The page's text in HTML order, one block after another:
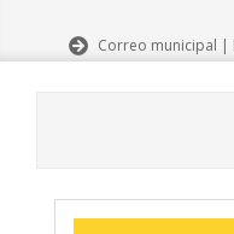
Correo municipal |